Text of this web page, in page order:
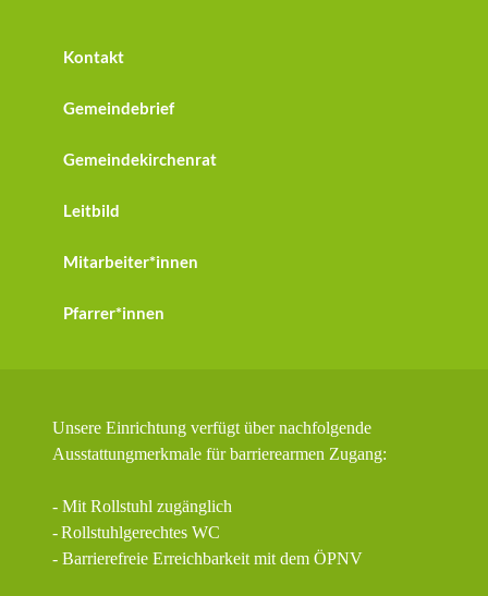
Kontakt
Gemeindebrief
Gemeindekirchenrat
Leitbild
Mitarbeiter*innen
Pfarrer*innen
Unsere Einrichtung verfügt über nachfolgende
Ausstattungmerkmale für barrierearmen Zugang:
- Mit Rollstuhl zugänglich
-Rollstuhlgerechtes WC
- Barrierefreie Erreichbarkeit mit dem ÖPNV